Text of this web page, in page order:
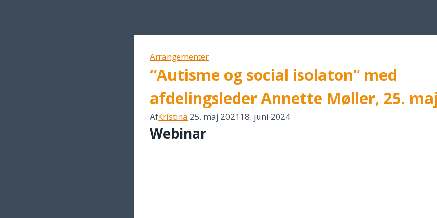
Arrangementer
“Autisme og social isolaton” med
afdelingsleder Annette Møller, 25.
AfKristina 25. maj 202118. juni 2024
Webinar